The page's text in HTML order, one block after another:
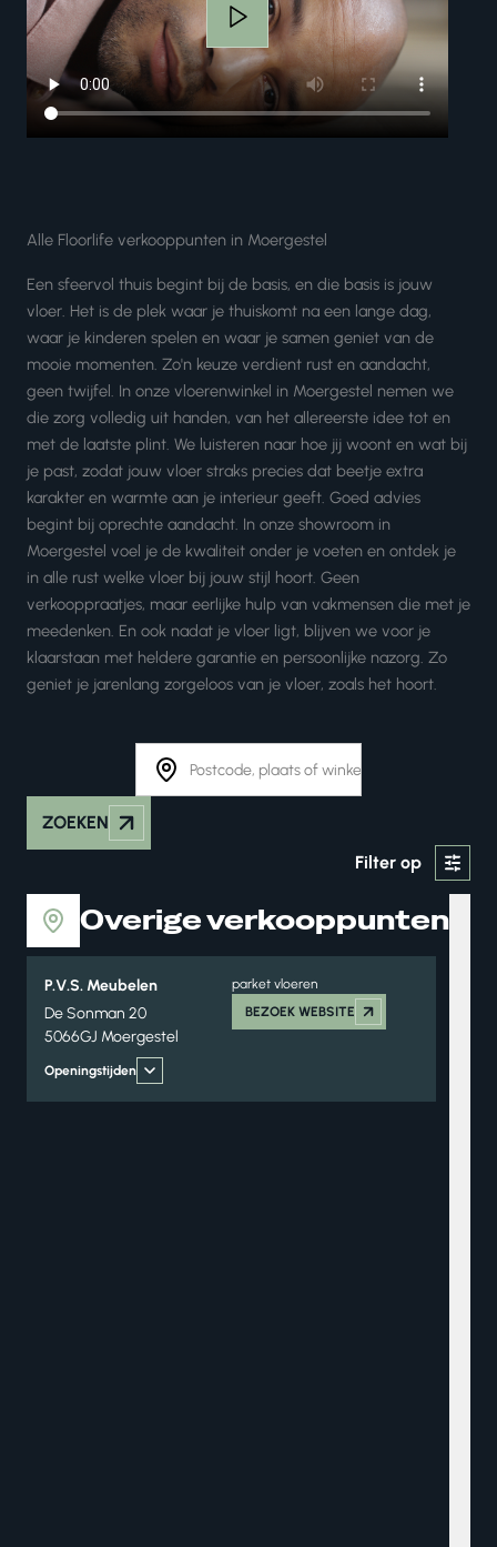
Alle Floorlife verkooppunten in Moergestel
Een sfeervol thuis begint bij de basis, en die basis is jouw
vloer. Het is de plek waar je thuiskomt na een lange dag,
waar je kinderen spelen en waar je samen geniet van de
mooie momenten. Zo'n keuze verdient rust en aandacht,
geen twijfel. In onze vloerenwinkel in Moergestel nemen we
die zorg volledig uit handen, van het allereerste idee tot en
met de laatste plint. We luisteren naar hoe jij woont en wat bij
je past, zodat jouw vloer straks precies dat beetje extra
karakter en warmte aan je interieur geeft. Goed advies
begint bij oprechte aandacht. In onze showroom in
Moergestel voel je de kwaliteit onder je voeten en ontdek je
in alle rust welke vloer bij jouw stijl hoort. Geen
verkooppraatjes, maar eerlijke hulp van vakmensen die met je
meedenken. En ook nadat je vloer ligt, blijven we voor je
klaarstaan met heldere garantie en persoonlijke nazorg. Zo
geniet je jarenlang zorgeloos van je vloer, zoals het hoort.
ZOEKEN
Filter op
Overige verkooppunten
P.V.S. Meubelen
De Sonman 20
5066GJ Moergestel
Openingstijden
parket vloeren
BEZOEK WEBSITE